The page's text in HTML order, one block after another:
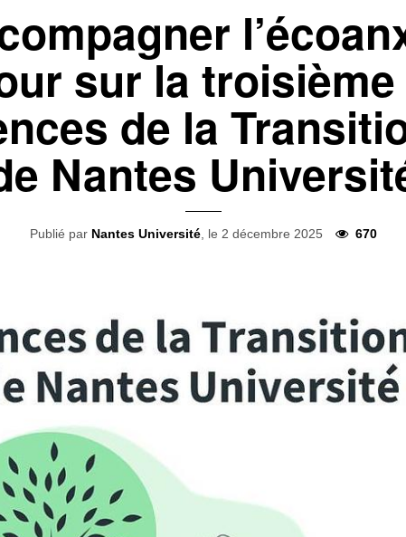
sur la
de la
Nantes
Publié par Nantes Université , le 2 décembre 2025 670